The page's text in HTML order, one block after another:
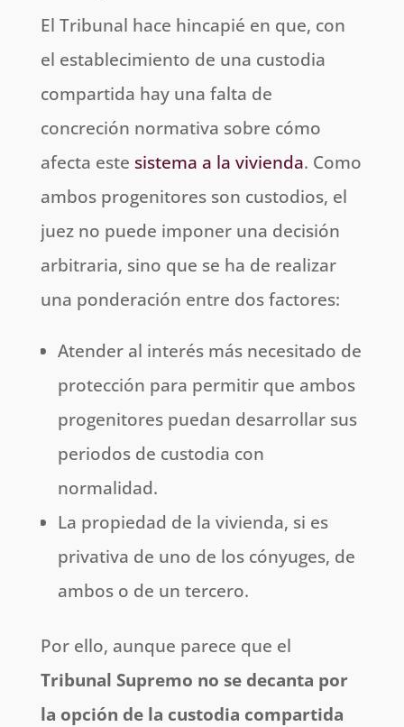
El Tribunal hace hincapié en que, con
el establecimiento de una custodia
compartida hay una falta de
concreción normativa sobre cómo
afecta este sistema a la vivienda. Como
ambos progenitores son custodios, el
juez no puede imponer una decisión
arbitraria, sino que se ha de realizar
una ponderación entre dos factores:
Atender al interés más necesitado de
protección para permitir que ambos
progenitores puedan desarrollar sus
periodos de custodia con
normalidad.
La propiedad de la vivienda, si es
privativa de uno de los cónyuges, de
ambos o de un tercero.
Por ello, aunque parece que el
Tribunal Supremo no se decanta por
la opción de la custodia compartida